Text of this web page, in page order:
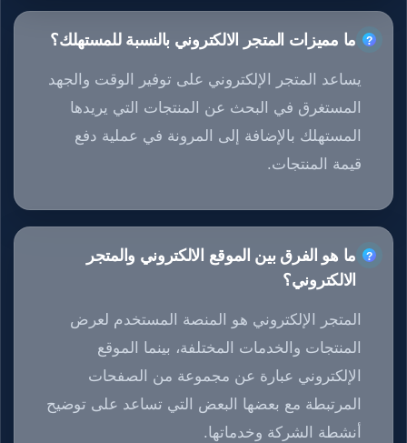
ما مميزات المتجر الالكتروني بالنسبة للمستهلك؟
يساعد المتجر الإلكتروني على توفير الوقت والجهد
المستغرق في البحث عن المنتجات التي يريدها
المستهلك بالإضافة إلى المرونة في عملية دفع
قيمة المنتجات.
ما هو الفرق بين الموقع الالكتروني والمتجر
الالكتروني؟
المتجر الإلكتروني هو المنصة المستخدم لعرض
المنتجات والخدمات المختلفة، بينما الموقع
الإلكتروني عبارة عن مجموعة من الصفحات
المرتبطة مع بعضها البعض التي تساعد على توضيح
أنشطة الشركة وخدماتها.